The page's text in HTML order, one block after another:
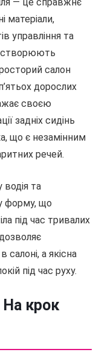
— це справжнє
матеріали,
управління та
створюють
салон
дорослих
своєю
задніх сидінь
що є незамінним
речей.
та
форму, що
під час тривалих
а якісна
під час руху.
На крок